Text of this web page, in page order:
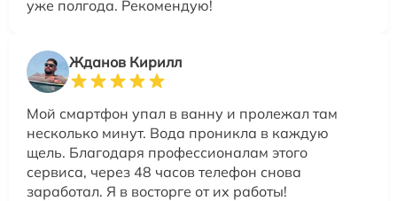
уже полгода. Рекомендую!
Жданов Кирилл
Мой смартфон упал в ванну и пролежал там
несколько минут. Вода проникла в каждую
щель. Благодаря профессионалам этого
сервиса, через 48 часов телефон снова
заработал. Я в восторге от их работы!